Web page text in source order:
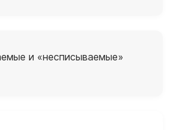
и «несписываемые»